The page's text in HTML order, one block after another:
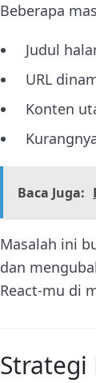
Beberapa
Judul
URL
Konten
Baca Juga:
Masalah ini
dan
React-mu di
Strategi